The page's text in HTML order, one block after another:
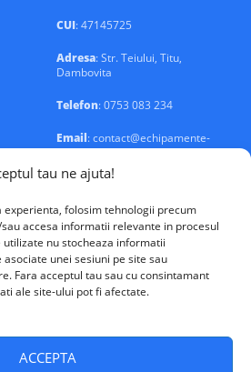
tau ne ajuta!
experienta, folosim tehnologii precum
accesa informatii relevante in procesul
nu stocheaza informatii
unei sesiuni pe site sau
Fara acceptul tau sau cu consintamant
ale site-ului pot fi afectate.
ACCEPTA
CUI: 47145725
Adresa: Str. Teiului, Titu,
Dambovita
Telefon: 0753 083 234
Email: contact@echipamente-
electrice.ro
Solutions © 2026